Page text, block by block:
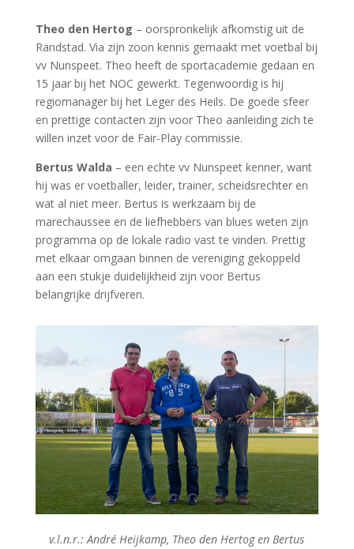
Theo den Hertog – oorspronkelijk afkomstig uit de
Randstad. Via zijn zoon kennis gemaakt met voetbal bij
vv Nunspeet. Theo heeft de sportacademie gedaan en
15 jaar bij het NOC gewerkt. Tegenwoordig is hij
regiomanager bij het Leger des Heils. De goede sfeer
en prettige contacten zijn voor Theo aanleiding zich te
willen inzet voor de Fair-Play commissie.
Bertus Walda – een echte vv Nunspeet kenner, want
hij was er voetballer, leider, trainer, scheidsrechter en
wat al niet meer. Bertus is werkzaam bij de
marechaussee en de liefhebbers van blues weten zijn
programma op de lokale radio vast te vinden. Prettig
met elkaar omgaan binnen de vereniging gekoppeld
aan een stukje duidelijkheid zijn voor Bertus
belangrijke drijfveren.
v.l.n.r.: André Heijkamp, Theo den Hertog en Bertus